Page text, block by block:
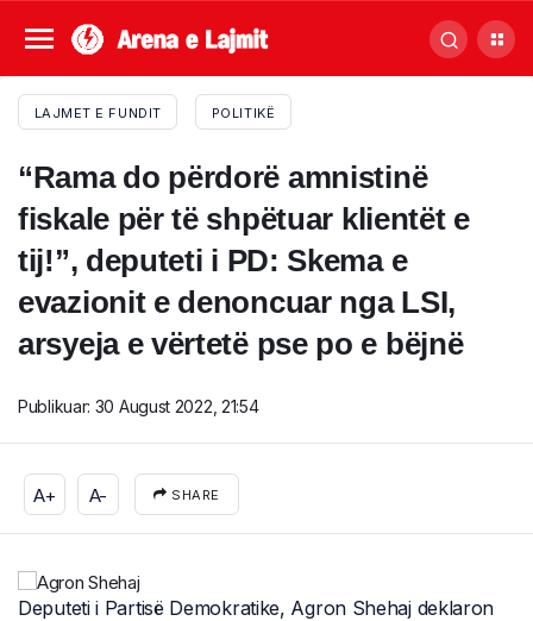
LAJMET E FUNDIT POLITIKË
“Rama do përdorë amnistinë
fiskale për të shpëtuar klientët e
tij!”, deputeti i PD: Skema e
evazionit e denoncuar nga LSI,
arsyeja e vërtetë pse po e bëjnë
Publikuar: 30 August 2022, 21:54
A+ A- SHARE
Deputeti i Partisë Demokratike, Agron Shehaj deklaron